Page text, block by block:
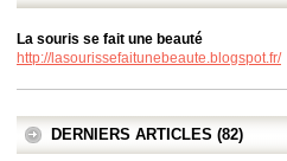
La souris se fait une beauté
http://lasourissefaitunebeaute.blogspot.fr/
DERNIERS ARTICLES (82)